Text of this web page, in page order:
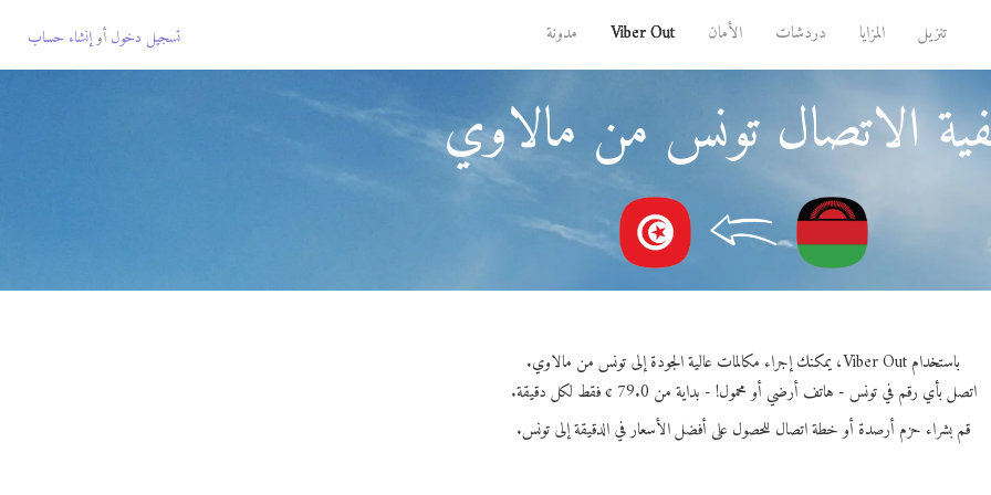
تنزيل المزايا دردشات الأمان Viber Out مدونة تسجيل دخول أوإنشاء حساب
الاتصال تونس من مالاوي
باستخدام Viber Out، يمكنك إجراء مكالمات عالية الجودة إلى تونس من مالاوي.
اتصل بأي رقم في تونس - هاتف أرضي أو محمول! - بداية من 79.0 ¢ فقط لكل دقيقة.
قم بشراء حزم أرصدة أو خطة اتصال للحصول على أفضل الأسعار في الدقيقة إلى تونس.